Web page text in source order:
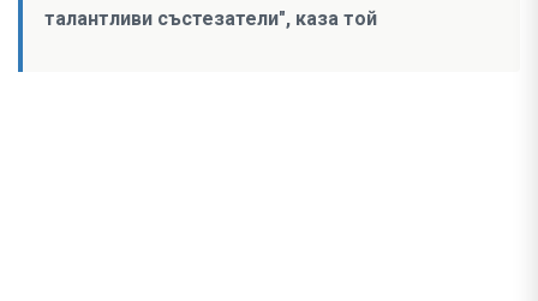
талантливи състезатели", каза той